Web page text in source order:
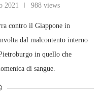
2021 988 views
contro il Giappone in
dal malcontento interno
in quello che
di sangue.